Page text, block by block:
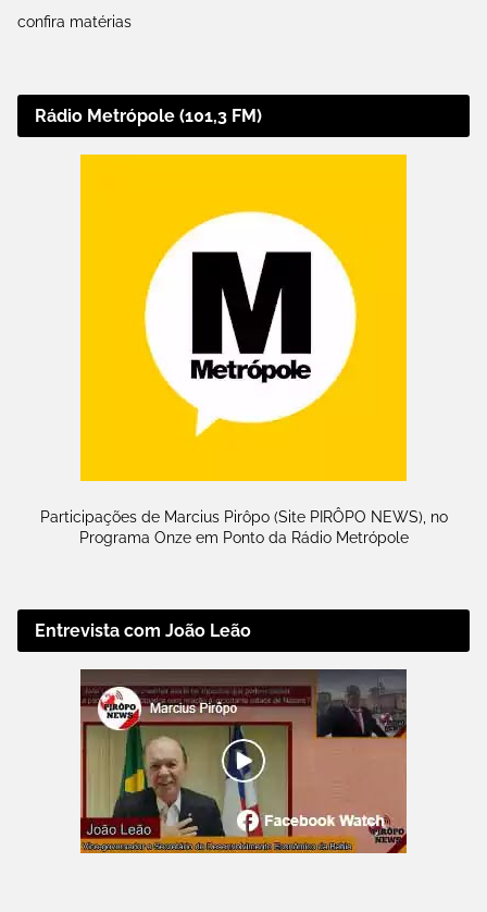
confira matérias
Rádio Metrópole (101,3 FM)
Participações de Marcius Pirôpo (Site PIRÔPO NEWS), no
Programa Onze em Ponto da Rádio Metrópole
Entrevista com João Leão